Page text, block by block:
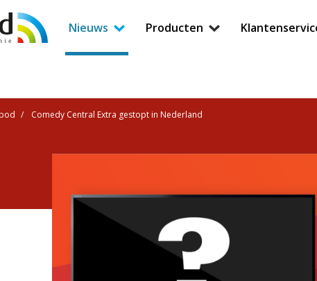
Nieuws Producten
Comedy Central Extra gestopt in Nederland